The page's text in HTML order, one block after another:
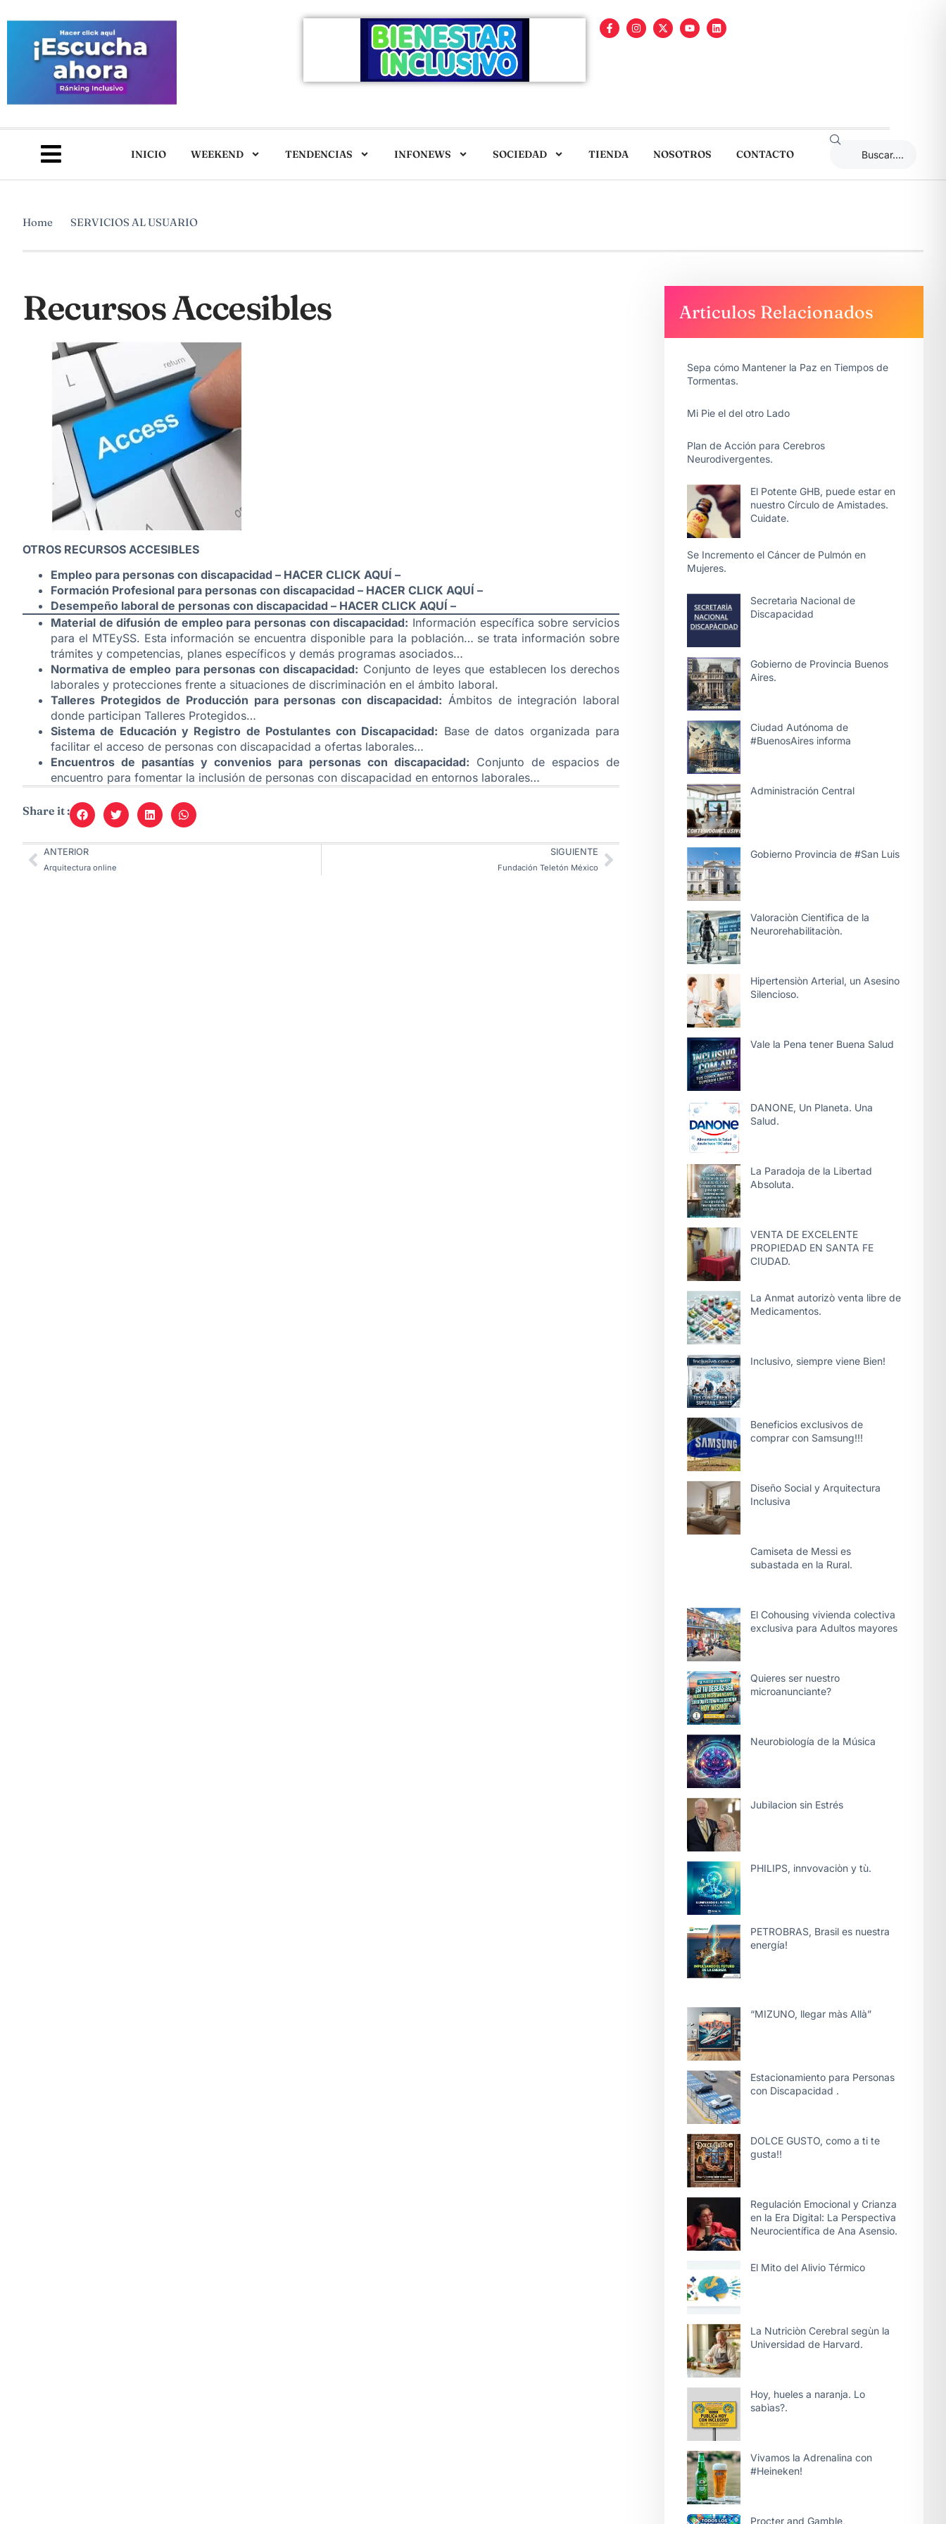
INICIO WEEKEND TENDENCIAS INFONEWS SOCIEDAD TIENDA NOSOTROS CONTACTO
Home SERVICIOS AL USUARIO
Recursos Accesibles
OTROS RECURSOS ACCESIBLES
Empleo para personas con discapacidad – HACER CLICK AQUÍ –
Formación Profesional para personas con discapacidad – HACER CLICK AQUÍ –
Desempeño laboral de personas con discapacidad – HACER CLICK AQUÍ –
Material de difusión de empleo para personas con discapacidad: Información específica sobre servicios
para el MTEySS. Esta información se encuentra disponible para la población… se trata información sobre
trámites y competencias, planes específicos y demás programas asociados…
Normativa de empleo para personas con discapacidad: Conjunto de leyes que establecen los derechos
laborales y protecciones frente a situaciones de discriminación en el ámbito laboral.
Talleres Protegidos de Producción para personas con discapacidad: Ámbitos de integración laboral
donde participan Talleres Protegidos…
Sistema de Educación y Registro de Postulantes con Discapacidad: Base de datos organizada para
facilitar el acceso de personas con discapacidad a ofertas laborales…
Encuentros de pasantías y convenios para personas con discapacidad: Conjunto de espacios de
encuentro para fomentar la inclusión de personas con discapacidad en entornos laborales…
Share it :
ANTERIOR
Arquitectura online
SIGUIENTE
Fundación Teletón México
Articulos Relacionados
Sepa cómo Mantener la Paz en Tiempos de
Tormentas.
Mi Pie el del otro Lado
Plan de Acción para Cerebros
Neurodivergentes.
El Potente GHB, puede estar en
nuestro Círculo de Amistades.
Cuidate.
Se Incremento el Cáncer de Pulmón en
Mujeres.
Secretarìa Nacional de
Discapacidad
Gobierno de Provincia Buenos
Aires.
Ciudad Autónoma de
#BuenosAires informa
Administración Central
Gobierno Provincia de #San Luis
Valoraciòn Cientifica de la
Neurorehabilitaciòn.
Hipertensiòn Arterial, un Asesino
Silencioso.
Vale la Pena tener Buena Salud
DANONE, Un Planeta. Una
Salud.
La Paradoja de la Libertad
Absoluta.
VENTA DE EXCELENTE
PROPIEDAD EN SANTA FE
CIUDAD.
La Anmat autorizò venta libre de
Medicamentos.
Inclusivo, siempre viene Bien!
Beneficios exclusivos de
comprar con Samsung!!!
Diseño Social y Arquitectura
Inclusiva
Camiseta de Messi es
subastada en la Rural.
El Cohousing vivienda colectiva
exclusiva para Adultos mayores
Quieres ser nuestro
microanunciante?
Neurobiología de la Música
Jubilacion sin Estrés
PHILIPS, innvovaciòn y tù.
PETROBRAS, Brasil es nuestra
energía!
“MIZUNO, llegar màs Allà”
Estacionamiento para Personas
con Discapacidad .
DOLCE GUSTO, como a ti te
gusta!!
Regulación Emocional y Crianza
en la Era Digital: La Perspectiva
Neurocientífica de Ana Asensio.
El Mito del Alivio Térmico
La Nutriciòn Cerebral segùn la
Universidad de Harvard.
Hoy, hueles a naranja. Lo
sabìas?.
Vivamos la Adrenalina con
#Heineken!
Procter and Gamble,